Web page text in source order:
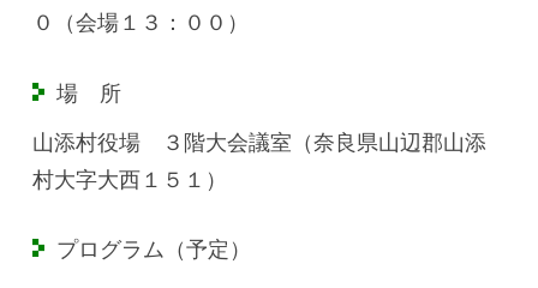
０（会場１３：００）
場 所
山添村役場 ３階大会議室（奈良県山辺郡山添
村大字大西１５１）
プログラム（予定）